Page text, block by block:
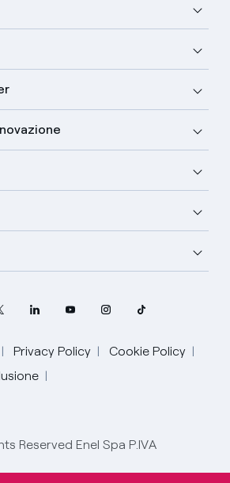
Privacy Policy
Cookie Policy
Reserved Enel Spa P.IVA